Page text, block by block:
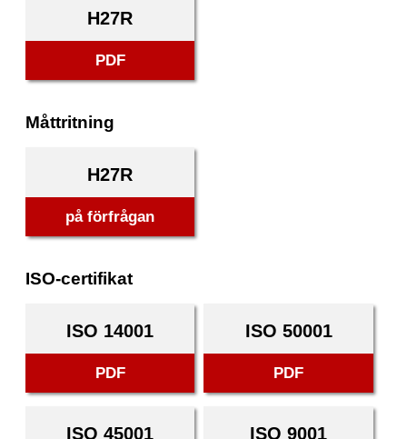
H27R
PDF
Måttritning
H27R
på förfrågan
ISO-certifikat
ISO 14001
PDF
ISO 50001
PDF
ISO 45001 ISO 9001